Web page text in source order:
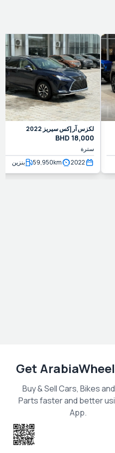
لكزسآر إكس سيريز 2022
BHD 18,000
سترة
2022
59,950km بنزين
Get
Buy & Sell Cars, Bikes
Parts faster and better
App.